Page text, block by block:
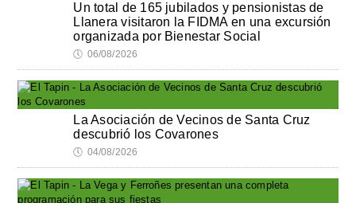
Un total de 165 jubilados y pensionistas de
Llanera visitaron la FIDMA en una excursión
organizada por Bienestar Social
🕔 06/08/2026
La Asociación de Vecinos de Santa Cruz
descubrió los Covarones
🕔 04/08/2026